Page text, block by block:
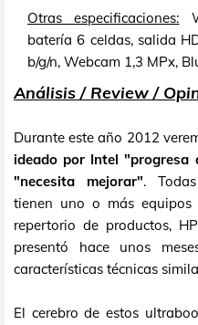
Otras especificaciones:
batería 6 celdas, salida
b/g/n, Webcam 1,3 MPx,
Análisis / Review /
Durante este año 2012
ideado por Intel "progresa
"necesita mejorar".
tienen uno o más equipos
repertorio de productos,
presentó hace unos
características técnicas
El cerebro de estos